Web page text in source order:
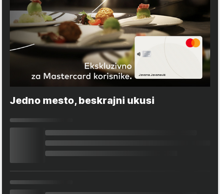
Jedno mesto, beskrajni ukusi